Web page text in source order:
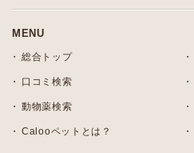
MENU
総合トップ
口コミ検索
動物薬検索
Calooペットとは？